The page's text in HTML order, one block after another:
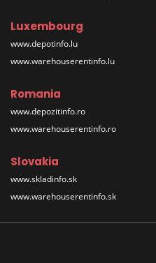
Luxembourg
www.depotinfo.lu
www.warehouserentinfo.lu
Romania
www.depozitinfo.ro
www.warehouserentinfo.ro
Slovakia
www.skladinfo.sk
www.warehouserentinfo.sk